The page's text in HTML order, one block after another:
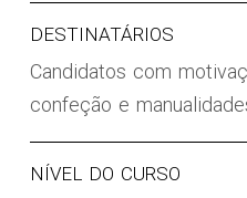
DESTINATÁRIOS
Candidatos com
confeção e
NÍVEL DO CURSO